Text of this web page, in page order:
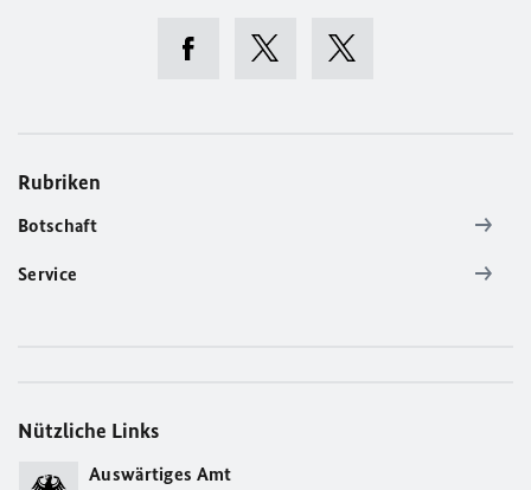
Rubriken
Botschaft
Service
Nützliche Links
Auswärtiges Amt